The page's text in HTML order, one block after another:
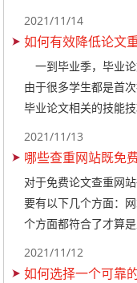
2021/11/14
如何有效降低论文
一到毕业季，毕业论
由于很多学生都是首
毕业论文相关的技能
2021/11/13
哪些查重网站既免
对于免费论文查重网
要有以下几个方面：
个方面都符合了才算
2021/11/12
如何选择一个可靠